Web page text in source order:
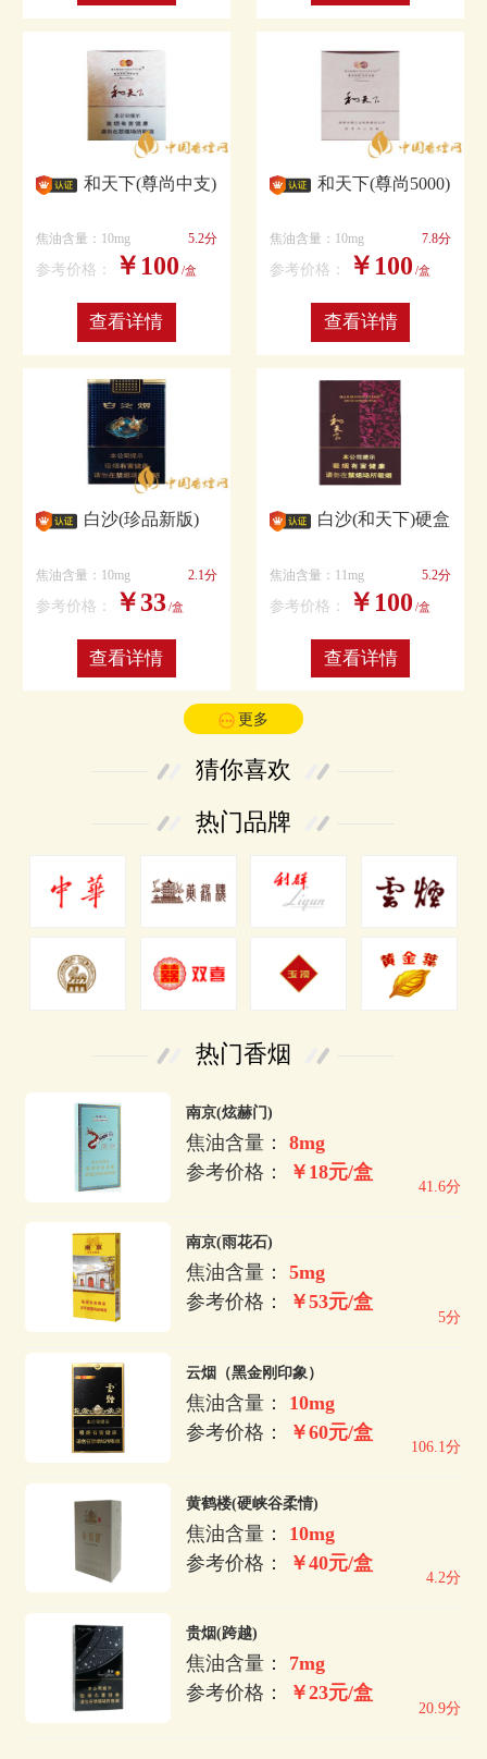
和天下(尊尚中支)
焦油含量：10mg 5.2分
参考价格： ￥100 /盒
查看详情
和天下(尊尚5000)
焦油含量：10mg 7.8分
参考价格： ￥100 /盒
查看详情
白沙(珍品新版)
焦油含量：10mg 2.1分
参考价格： ￥33/盒
查看详情
白沙(和天下)硬盒
焦油含量：11mg 5.2分
参考价格： ￥100 /盒
查看详情
更多
猜你喜欢
热门品牌
热门香烟
南京(炫赫门)
焦油含量：8mg
参考价格：
￥18元/盒
41.6分
南京(雨花石)
焦油含量：5mg
参考价格：
￥53元/盒
5分
云烟（黑金刚印象）
焦油含量： 10mg
参考价格：
￥60元/盒
106.1分
黄鹤楼(硬峡谷柔情)
焦油含量： 10mg
参考价格：
￥40元/盒
4.2分
贵烟(跨越)
焦油含量： 7mg
参考价格：
￥23元/盒
20.9分